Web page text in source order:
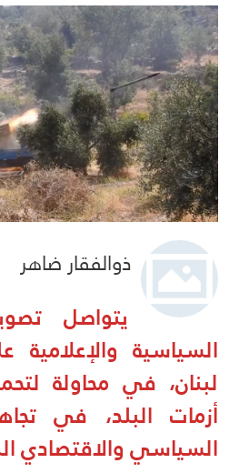
ذوالفقار ضاهر
يتواصل
السياسية
لبنان، في محاولة
أزمات البلد، في
السياسي والاقتصادي